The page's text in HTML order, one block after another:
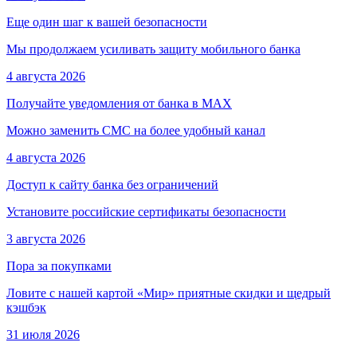
Еще один шаг к вашей безопасности
Мы продолжаем усиливать защиту мобильного банка
4 августа 2026
Получайте уведомления от банка в МАХ
Можно заменить СМС на более удобный канал
4 августа 2026
Доступ к сайту банка без ограничений
Установите российские сертификаты безопасности
3 августа 2026
Пора за покупками
Ловите с нашей картой «Мир» приятные скидки и щедрый
кэшбэк
31 июля 2026